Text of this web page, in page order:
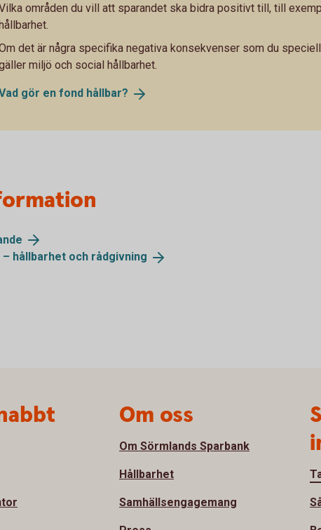
områden du vill att sparandet ska bidra positivt till, till
det är några specifika negativa konsekvenser som du
miljö och social hållbarhet.
gör en fond hållbar?
hållbarhet och rådgivning
Om oss
Om Sörmlands Sparbank
Hållbarhet
Samhällsengagemang